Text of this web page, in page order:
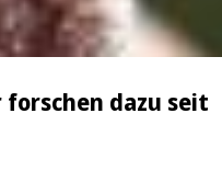
dazu seit